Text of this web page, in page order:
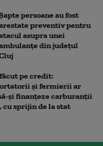
persoane au fost
preventiv pentru
asupra unei
din județul
pe credit:
și fermierii ar
și finanțeze carburanții
cu sprijin de la stat